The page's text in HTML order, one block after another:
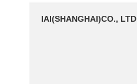
IAI(SHANGHAI)CO., LTD